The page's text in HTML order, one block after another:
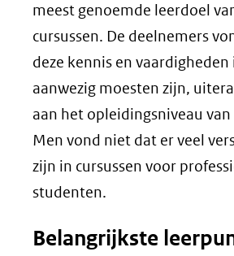
meest genoemde leerdoel
cursussen. De deelnemers
deze kennis en vaardigheden
aanwezig moesten zijn,
aan het opleidingsniveau van
Men vond niet dat er veel
zijn in cursussen voor
studenten.
Belangrijkste